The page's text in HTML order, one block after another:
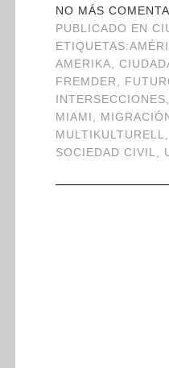
NO MÁS
PUBLICADO EN
ETIQUETAS:
AMERIKA,
FREMDER ,
INTERSECCIONES,
MIAMI ,
MULTIKULTURELL,
SOCIEDAD CIVIL,